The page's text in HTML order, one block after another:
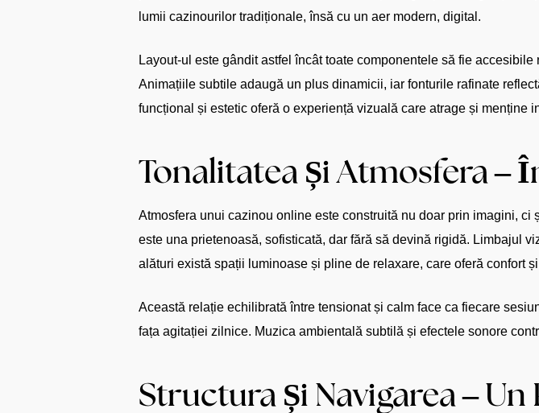
lumii cazinourilor tradiționale, însă cu un aer modern, digital.
Layout-ul este gândit astfel încât toate componentele să fie
Animațiile subtile adaugă un plus dinamicii, iar fonturile rafinate
funcțional și estetic oferă o experiență vizuală care atrage și menține
Tonalitatea Și Atmosfera –
Atmosfera unui cazinou online este construită nu doar prin imagini,
este una prietenoasă, sofisticată, dar fără să devină rigidă. Limbajul
alături există spații luminoase și pline de relaxare, care oferă confort
Această relație echilibrată între tensionat și calm face ca fiecare
fața agitației zilnice. Muzica ambientală subtilă și efectele sonore
Structura Și Navigarea –